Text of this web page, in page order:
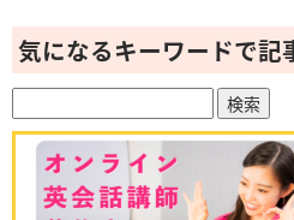
気になるキーワードで記